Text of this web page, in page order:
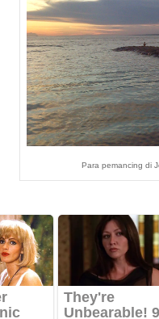
Para pemancing di